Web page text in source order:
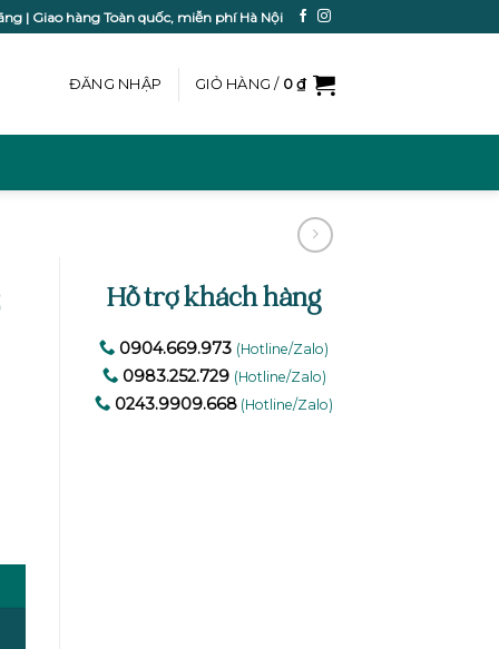
| Giao hàng Toàn quốc, miễn phí Hà Nội
ĐĂNG NHẬP GIỎ HÀNG / 0₫
Hỗ trợ khách hàng
0904.669.973 (Hotline/Zalo)
0983.252.729 (Hotline/Zalo)
0243.9909.668 (Hotline/Zalo)